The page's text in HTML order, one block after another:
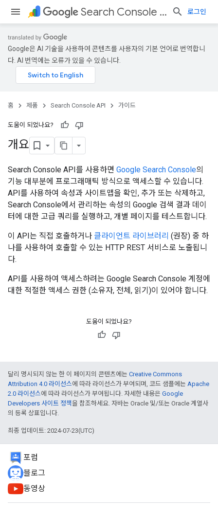
Search Console API 로그인
Google은 AI 기술을 사용하여 콘텐츠를 사용자의 기본 언어로 번역합니
다. AI 번역에는 오류가 있을 수 있습니다.
홈 제품 Search Console API 가이드
도움이 되었나요?
개요
Search Console API를 사용하면 Google Search Console의
기능 대부분에 프로그래매틱 방식으로 액세스할 수 있습니다.
API를 사용하여 속성과 사이트맵을 확인, 추가 또는 삭제하고,
Search Console에서 관리하는 속성의 Google 검색 결과 데이
터에 대한 고급 쿼리를 실행하고, 개별 페이지를 테스트합니다.
이 API는 직접 호출하거나 클라이언트 라이브러리 (권장) 중 하
나를 사용하여 호출할 수 있는 HTTP REST 서비스로 노출됩니
다.
API를 사용하여 액세스하려는 Google Search Console 계정에
대한 적절한 액세스 권한 (소유자, 전체, 읽기)이 있어야 합니다.
도움이 되었나요?
달리 명시되지 않는 한 이 페이지의 콘텐츠에는 Creative Commons
Attribution 4.0 라이선스에 따라 라이선스가 부여되며, 코드 샘플에는 Apache
2.0 라이선스에 따라 라이선스가 부여됩니다. 자세한 내용은 Google
Developers 사이트 정책을 참조하세요. 자바는 Oracle 및/또는 Oracle 계열사
의 등록 상표입니다.
최종 업데이트: 2024-07-23(UTC)
포럼
블로그
동영상